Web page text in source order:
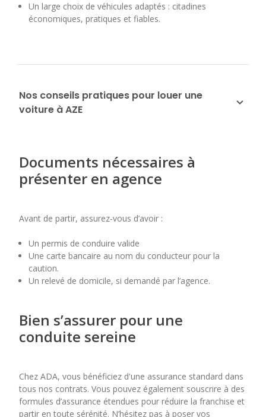
Un large choix de véhicules adaptés : citadines
économiques, pratiques et fiables.
Nos conseils pratiques pour louer une
voiture à AZE
Documents nécessaires à
présenter en agence
Avant de partir, assurez-vous d’avoir :
Un permis de conduire valide
Une carte bancaire au nom du conducteur pour la
caution.
Un relevé de domicile, si demandé par l’agence.
Bien s’assurer pour une
conduite sereine
Chez ADA, vous bénéficiez d'une assurance standard dans
tous nos contrats. Vous pouvez également souscrire à des
formules d’assurance étendues pour réduire la franchise et
partir en toute sérénité. N’hésitez pas à poser vos